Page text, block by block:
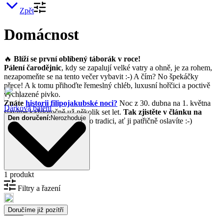
Zpět
Domácnost
🔥 Blíží se první oblíbený táborák v roce!
Pálení čarodějnic, kdy se zapalují velké vatry a ohně, je za rohem,
nezapomeňte se na tento večer vybavit :-) A čím? No špekáčky
přece! A k tomu přihoďte řemeslný chléb, luxusní hořčici a poctivě
vychlazené pivko.
Znáte historii filipojakubské noci? Noc z 30. dubna na 1. května
slavíme každoročně už několik set let. Tak zjistěte v článku na
našem blogu něco víco této tradici, ať ji patřičně oslavíte :-)
Dárková balení
Den doručení: Nerozhoduje
1 produkt
Filtry a řazení
Doručíme již pozítří